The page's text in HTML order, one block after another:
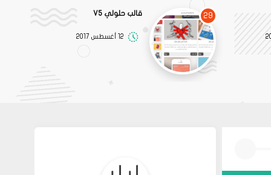
29 قالب حلولي V5
12 أغسطس 2017